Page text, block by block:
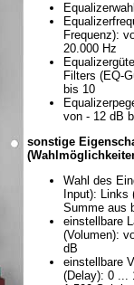
Frequenz):
20.000 Hz
Filters (EQ-
bis 10
von - 12 dB
sonstige
Wahl des
Input): Links
Summe aus
einstellbare
(Volumen):
dB
einstellbare
(Delay): 0 ...